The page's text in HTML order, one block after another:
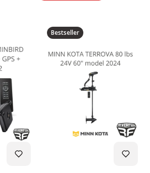
Bestseller